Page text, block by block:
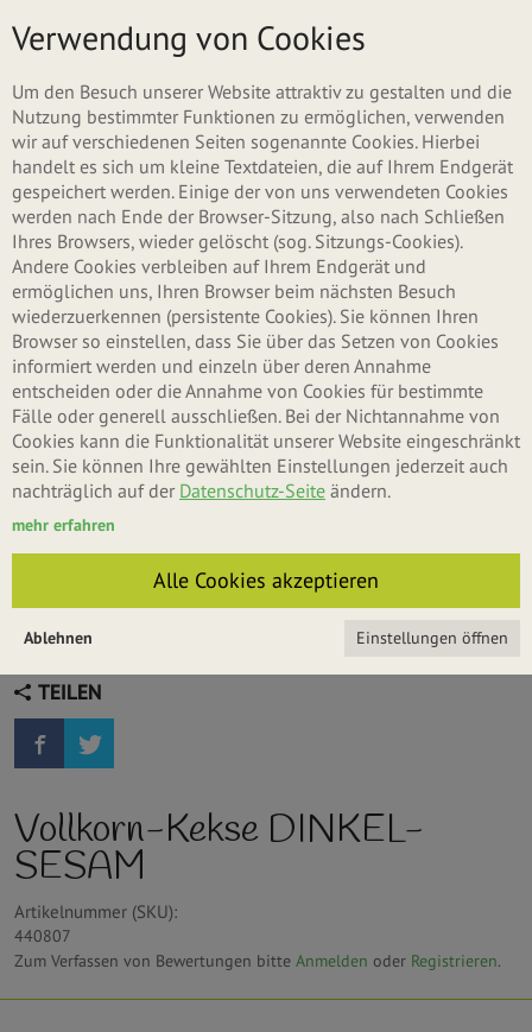
Menü
TEILEN
Vollkorn-Kekse DINKEL-
SESAM
Artikelnummer (SKU):
440807
Zum Verfassen von Bewertungen bitte Anmelden oder Registrieren.
Verwendung von Cookies
Um den Besuch unserer Website attraktiv zu gestalten und die
Nutzung bestimmter Funktionen zu ermöglichen, verwenden
wir auf verschiedenen Seiten sogenannte Cookies. Hierbei
handelt es sich um kleine Textdateien, die auf Ihrem Endgerät
gespeichert werden. Einige der von uns verwendeten Cookies
werden nach Ende der Browser-Sitzung, also nach Schließen
Ihres Browsers, wieder gelöscht (sog. Sitzungs-Cookies).
Andere Cookies verbleiben auf Ihrem Endgerät und
ermöglichen uns, Ihren Browser beim nächsten Besuch
wiederzuerkennen (persistente Cookies). Sie können Ihren
Browser so einstellen, dass Sie über das Setzen von Cookies
informiert werden und einzeln über deren Annahme
entscheiden oder die Annahme von Cookies für bestimmte
Fälle oder generell ausschließen. Bei der Nichtannahme von
Cookies kann die Funktionalität unserer Website eingeschränkt
sein. Sie können Ihre gewählten Einstellungen jederzeit auch
nachträglich auf der Datenschutz-Seite ändern.
mehr erfahren
Alle Cookies akzeptieren
Einstellungen öffnen
Ablehnen